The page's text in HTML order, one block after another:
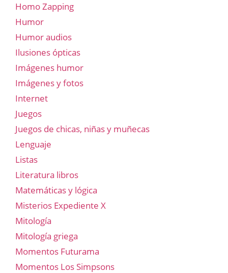
Homo Zapping
Humor
Humor audios
Ilusiones ópticas
Imágenes humor
Imágenes y fotos
Internet
Juegos
Juegos de chicas, niñas y muñecas
Lenguaje
Listas
Literatura libros
Matemáticas y lógica
Misterios Expediente X
Mitología
Mitología griega
Momentos Futurama
Momentos Los Simpsons